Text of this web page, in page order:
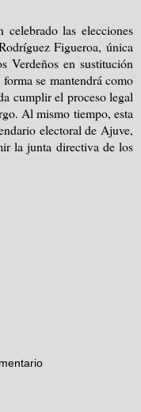
celebrado las elecciones
Figueroa, única
Verdeños en sustitución
se mantendrá como
cumplir el proceso legal
Al mismo tiempo, esta
electoral de Ajuve,
la junta directiva de los